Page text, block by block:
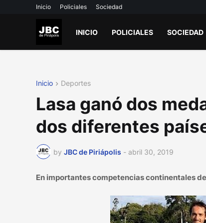
Inicio Policiales Sociedad
INICIO POLICIALES SOCIEDAD
Inicio Deportes
Lasa ganó dos
dos diferentes
by JBC de Piriápolis - abril 30, 2019
En importantes competencias continentales